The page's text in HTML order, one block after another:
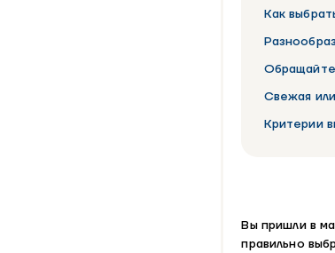
Как
Обращайте
Свежая
Критерии
Вы пришли в
правильно